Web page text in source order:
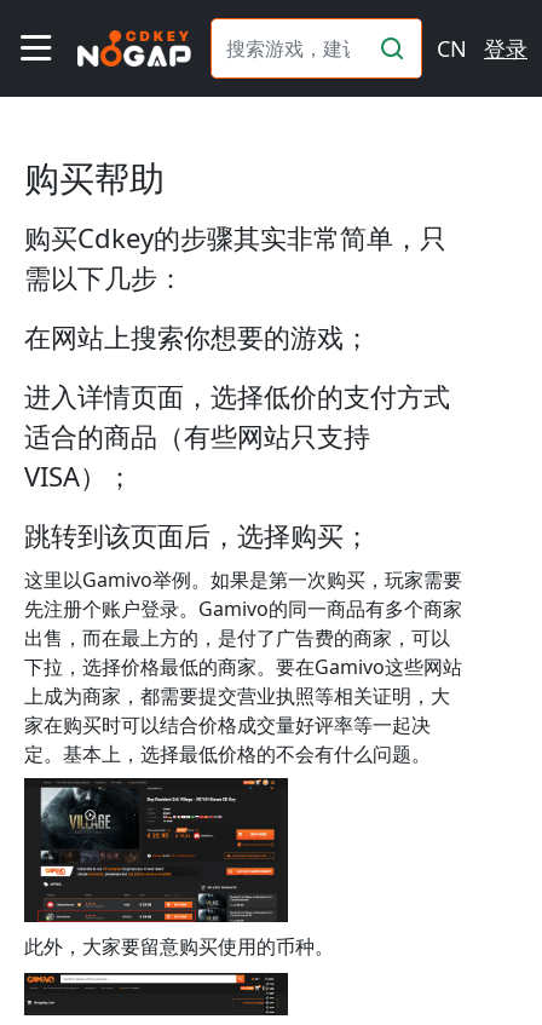
CN 登录
购买帮助
购买Cdkey的步骤其实非常简单，只
需以下几步：
在网站上搜索你想要的游戏；
进入详情页面，选择低价的支付方式
适合的商品（有些网站只支持
VISA）；
跳转到该页面后，选择购买；
这里以Gamivo举例。如果是第一次购买，玩家需要
先注册个账户登录。Gamivo的同一商品有多个商家
出售，而在最上方的，是付了广告费的商家，可以
下拉，选择价格最低的商家。要在Gamivo这些网站
上成为商家，都需要提交营业执照等相关证明，大
家在购买时可以结合价格成交量好评率等一起决
定。基本上，选择最低价格的不会有什么问题。
此外，大家要留意购买使用的币种。